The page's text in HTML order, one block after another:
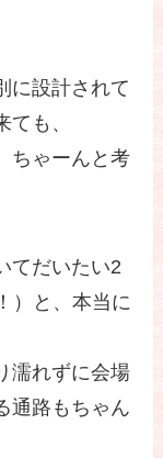
に設計されて
も、
ちゃーんと考
てだいたい2
）と、本当に
濡れずに会場
通路もちゃん